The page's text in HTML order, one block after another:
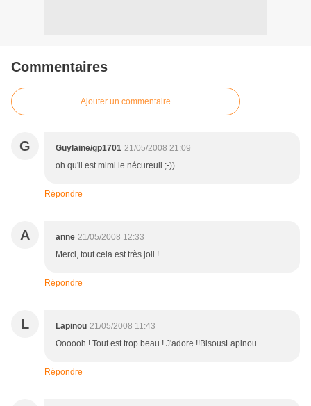
Commentaires
Ajouter un commentaire
G Guylaine/gp1701 21/05/2008 21:09
oh qu'il est mimi le nécureuil ;-))
Répondre
A anne 21/05/2008 12:33
Merci, tout cela est très joli !
Répondre
L Lapinou 21/05/2008 11:43
Oooooh ! Tout est trop beau ! J'adore !!BisousLapinou
Répondre